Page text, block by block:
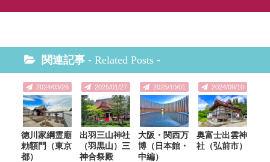
関連記事 - Related Posts -
2024/03/26
徳川家綱霊廟
勅額門（東京
都）
2025/01/27
出羽三山神社
（羽黒山）三
神合祭殿
2025/10/01
大阪・関西万
博（日本館・
中編）
2024/09/10
奥富士出雲神
社（弘前市）